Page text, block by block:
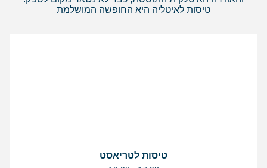
טיסות לאיטליה היא החופשה המושלמת
טיסות לטריאסט